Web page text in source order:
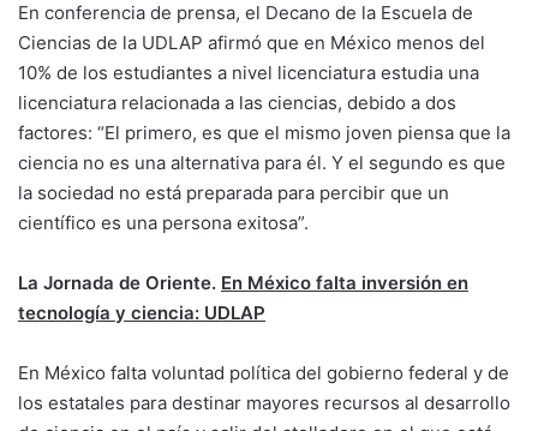
En conferencia de prensa, el Decano de la Escuela de
Ciencias de la UDLAP afirmó que en México menos del
10% de los estudiantes a nivel licenciatura estudia una
licenciatura relacionada a las ciencias, debido a dos
factores: “El primero, es que el mismo joven piensa que la
ciencia no es una alternativa para él. Y el segundo es que
la sociedad no está preparada para percibir que un
científico es una persona exitosa”.
La Jornada de Oriente. En México falta inversión en
tecnología y ciencia: UDLAP
En México falta voluntad política del gobierno federal y de
los estatales para destinar mayores recursos al desarrollo